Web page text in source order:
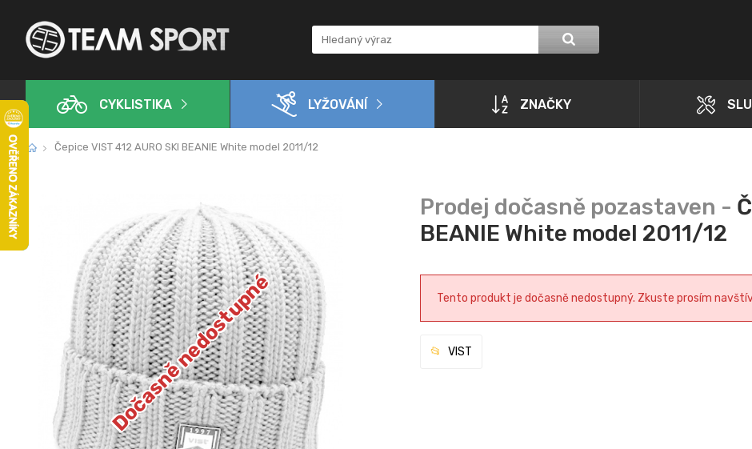
CYKLISTIKA LYŽOVÁNÍ ZNAČKY
Čepice VIST 412 AURO SKI BEANIE White model 2011/12
Dočasně nedostupné
BEANIE White model 2011/12
Tento produkt je dočasně nedostupný. Zkuste prosím
VIST